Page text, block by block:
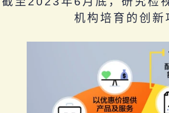
机构培育的创新